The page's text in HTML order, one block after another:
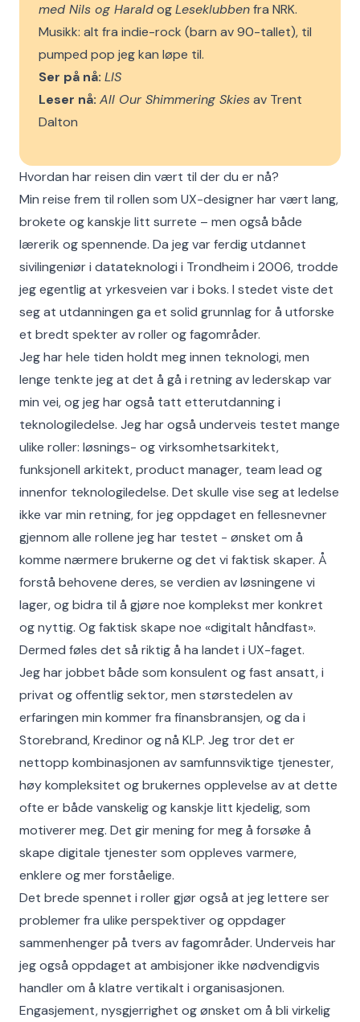
med Nils og HaraldogLeseklubbenfra NRK.
Musikk: alt fra indie-rock (barn av 90-tallet), til
pumped pop jeg kan løpe til.
Ser på nå: LIS
Leser nå: All Our Shimmering Skiesav Trent
Dalton
Hvordan har reisen din vært til der du er nå?
Min reise frem til rollen som UX-designer har vært lang,
brokete og kanskje litt surrete – men også både
lærerik og spennende. Da jeg var ferdig utdannet
sivilingeniør i datateknologi i Trondheim i 2006, trodde
jeg egentlig at yrkesveien var i boks. I stedet viste det
seg at utdanningen ga et solid grunnlag for å utforske
et bredt spekter av roller og fagområder.
Jeg har hele tiden holdt meg innen teknologi, men
lenge tenkte jeg at det å gå i retning av lederskap var
min vei, og jeg har også tatt etterutdanning i
teknologiledelse. Jeg har også underveis testet mange
ulike roller: løsnings- og virksomhetsarkitekt,
funksjonell arkitekt, product manager, team lead og
innenfor teknologiledelse. Det skulle vise seg at ledelse
ikke var min retning, for jeg oppdaget en fellesnevner
gjennom alle rollene jeg har testet - ønsket om å
komme nærmere brukerne og det vi faktisk skaper. Å
forstå behovene deres, se verdien av løsningene vi
lager, og bidra til å gjøre noe komplekst mer konkret
og nyttig. Og faktisk skape noe «digitalt håndfast».
Dermed føles det så riktig å ha landet i UX-faget.
Jeg har jobbet både som konsulent og fast ansatt, i
privat og offentlig sektor, men størstedelen av
erfaringen min kommer fra finansbransjen, og da i
Storebrand, Kredinor og nå KLP. Jeg tror det er
nettopp kombinasjonen av samfunnsviktige tjenester,
høy kompleksitet og brukernes opplevelse av at dette
ofte er både vanskelig og kanskje litt kjedelig, som
motiverer meg. Det gir mening for meg å forsøke å
skape digitale tjenester som oppleves varmere,
enklere og mer forståelige.
Det brede spennet i roller gjør også at jeg lettere ser
problemer fra ulike perspektiver og oppdager
sammenhenger på tvers av fagområder. Underveis har
jeg også oppdaget at ambisjoner ikke nødvendigvis
handler om å klatre vertikalt i organisasjonen.
Engasjement, nysgjerrighet og ønsket om å bli virkelig